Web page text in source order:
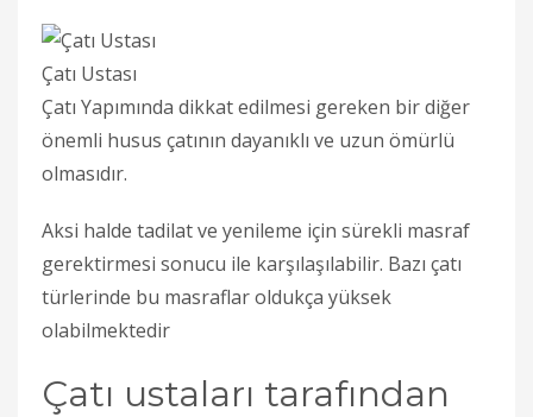
Çatı Ustası
Çatı Yapımında dikkat edilmesi gereken bir diğer
önemli husus çatının dayanıklı ve uzun ömürlü
olmasıdır.
Aksi halde tadilat ve yenileme için sürekli masraf
gerektirmesi sonucu ile karşılaşılabilir. Bazı çatı
türlerinde bu masraflar oldukça yüksek
olabilmektedir
Çatı ustaları tarafından